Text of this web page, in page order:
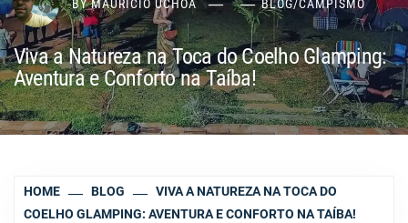
BYMAURÍCIO UCHÔA BLOG/CAMPISMO
Viva a Natureza na Toca do Coelho Glamping:
Aventura e Conforto na Taíba!
HOME BLOG
VIVA A NATUREZA NA TOCA DO
COELHO GLAMPING: AVENTURA E CONFORTO NA TAÍBA!